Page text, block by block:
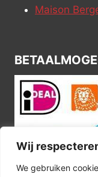
Wij
We gebruiken
Maison